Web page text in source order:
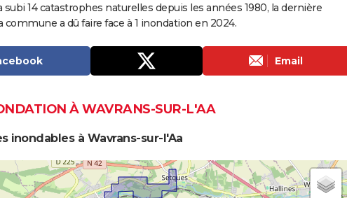
subi 14 catastrophes naturelles depuis les années 1980, la dernière
commune a dû faire face à 1 inondation en 2024.
Email
À WAVRANS-SUR-L'AA
inondables à Wavrans-sur-l'Aa